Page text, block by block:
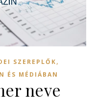
SZEREPLŐK,
ÉS MÉDIÁBAN
neve